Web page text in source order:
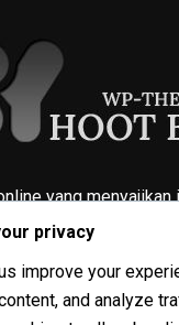
yang
Sulawesi Selatan,
Makassar.
privacy
improve your
and analyze